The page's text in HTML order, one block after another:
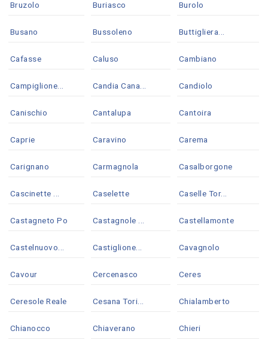
Bruzolo Buriasco Burolo
Busano Bussoleno Buttigliera...
Cafasse Caluso Cambiano
Campiglione... Candia Cana... Candiolo
Canischio Cantalupa Cantoira
Caprie Caravino Carema
Carignano Carmagnola Casalborgone
Cascinette ... Caselette Caselle Tor...
Castagneto Po Castagnole ... Castellamonte
Castelnuovo... Castiglione... Cavagnolo
Cavour Cercenasco Ceres
Ceresole Reale Cesana Tori... Chialamberto
Chianocco Chiaverano Chieri